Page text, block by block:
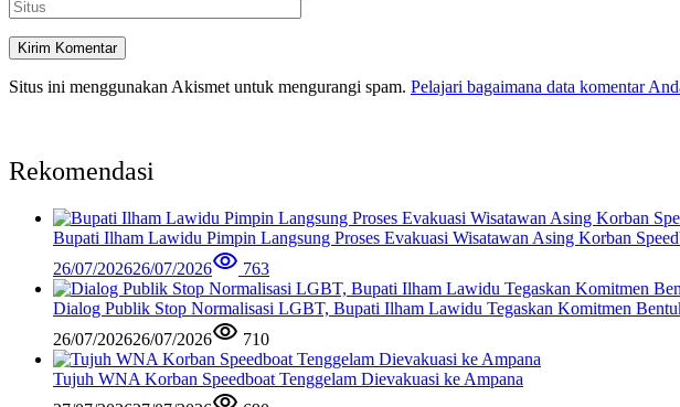
Situs ini menggunakan Akismet untuk mengurangi spam. Pelajari bagaimana data komentar
Rekomendasi
Bupati Ilham Lawidu Pimpin Langsung Proses Evakuasi Wisatawan Asing Korban
26/07/202626/07/2026 763
Dialog Publik Stop Normalisasi LGBT, Bupati Ilham Lawidu Tegaskan Komitmen
26/07/202626/07/2026 710
Tujuh WNA Korban Speedboat Tenggelam Dievakuasi ke Ampana